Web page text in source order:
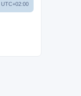
UTC+02:00